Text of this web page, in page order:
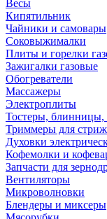
Весы
Кипятильник
Чайники и самовары
Соковыжималки
Плиты и горелки
Зажигалки газовые
Обогреватели
Массажеры
Электроплиты
Тостеры,
Триммеры для
Духовки
Кофемолки и
Запчасти для
Вентиляторы
Микроволновки
Блендеры и миксеры